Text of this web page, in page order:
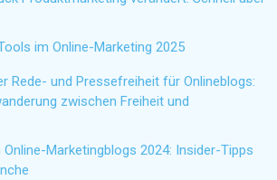
im Online-Marketing 2025
Rede- und Pressefreiheit für Onlineblogs:
zwischen Freiheit und
Online-Marketingblogs 2024: Insider-Tipps